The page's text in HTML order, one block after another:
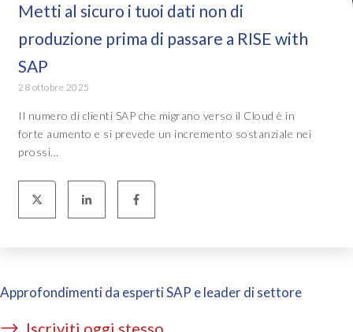
Metti al sicuro i tuoi dati non di
produzione prima di passare a RISE with
SAP
28 ottobre 2025
Il numero di clienti SAP che migrano verso il Cloud è in
forte aumento e si prevede un incremento sostanziale nei
prossi...
Approfondimenti da esperti SAP e leader di settore
Iscriviti oggi stesso